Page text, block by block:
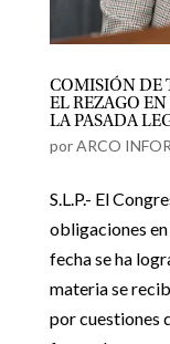
COMISIÓN DE
EL REZAGO
LA PASADA
porARCO
S.L.P.- El
obligaciones
fecha se ha
materia se
por cuestiones